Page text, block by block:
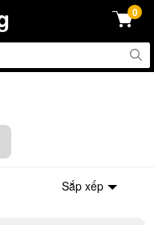
0
Sắp xếp